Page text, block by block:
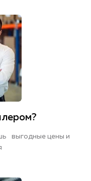
выгодные цены и